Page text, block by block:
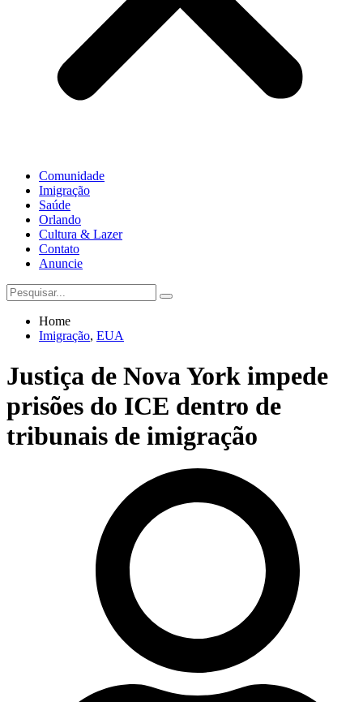
Comunidade
Imigração
Saúde
Orlando
Cultura & Lazer
Contato
Anuncie
Home
Imigração, EUA
Justiça de Nova York impede
prisões do ICE dentro de
tribunais de imigração